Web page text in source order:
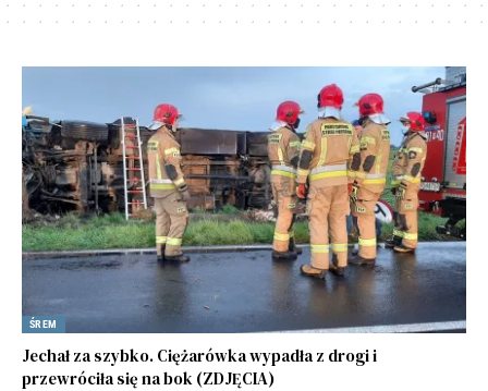
ŚREM
Jechał za szybko. Ciężarówka wypadła z drogi i
przewróciła się na bok (ZDJĘCIA)